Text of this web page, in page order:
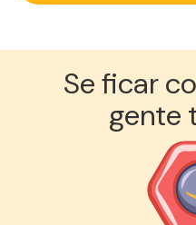
Se ficar
gente